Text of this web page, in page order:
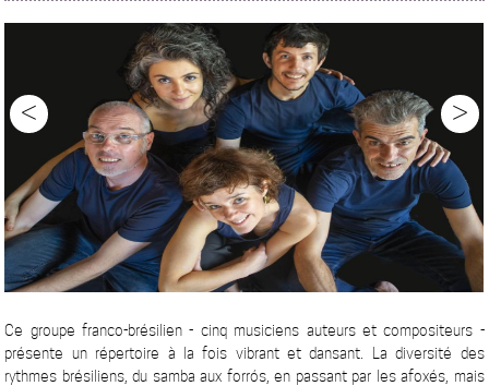
< >
Ce groupe franco-brésilien - cinq musiciens auteurs et compositeurs -
présente un répertoire à la fois vibrant et dansant. La diversité des
rythmes brésiliens, du samba aux forrós, en passant par les afoxés, mais